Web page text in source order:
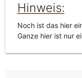
Hinweis:
Noch ist das hier
Ganze hier ist nur